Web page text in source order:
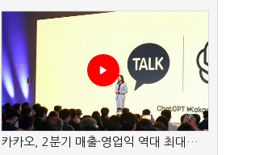
카카오, 2분기 매출·영업익 역대 최대…